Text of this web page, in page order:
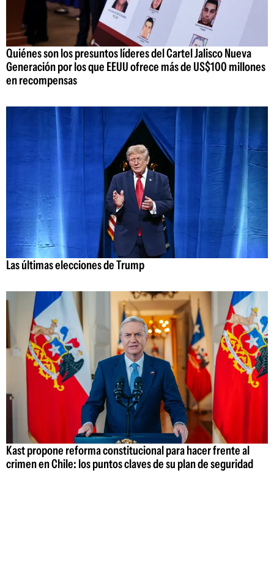
Quiénes son los presuntos líderes del Cartel Jalisco Nueva
Generación por los que EEUU ofrece más de US$100 millones
en recompensas
Las últimas elecciones de Trump
Kast propone reforma constitucional para hacer frente al
crimen en Chile: los puntos claves de su plan de seguridad